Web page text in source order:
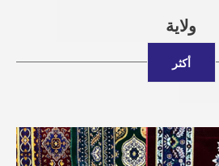
ولاية
أكثر